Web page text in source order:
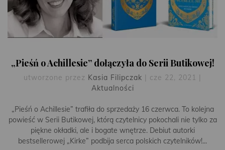
„Pieśń o Achillesie” dołączyła do Serii Butikowej!
utworzone przez Kasia Filipczak | cze 22, 2021 |
Aktualności
„Pieśń o Achillesie” trafiła do sprzedaży 16 czerwca. To kolejna
powieść w Serii Butikowej, którą czytelnicy pokochali nie tylko za
piękne okładki, ale i bogate wnętrze. Debiut autorki
bestsellerowej „Kirke” podbija serca polskich czytelników!...